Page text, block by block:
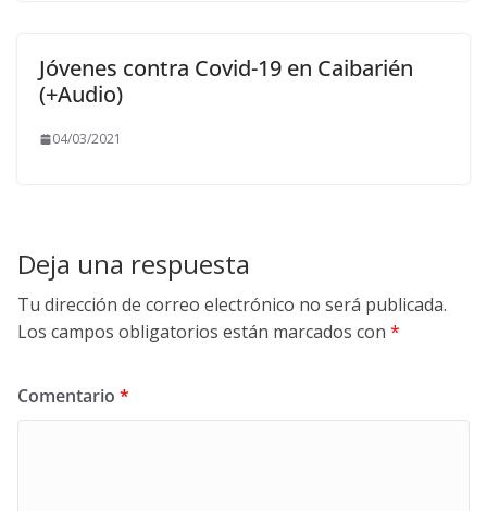
Jóvenes contra Covid-19 en Caibarién
(+Audio)
04/03/2021
Deja una respuesta
Tu dirección de correo electrónico no será publicada.
Los campos obligatorios están marcados con *
Comentario *